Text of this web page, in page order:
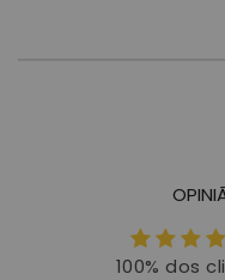
100% dos